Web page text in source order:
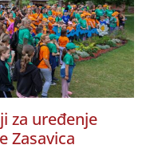
za uređenje
Zasavica